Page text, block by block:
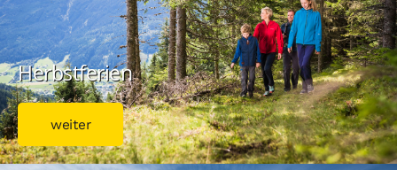
Herbstferien
weiter